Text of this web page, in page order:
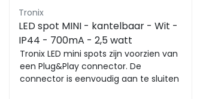
Tronix
LED spot MINI - kantelbaar - Wit -
IP44 - 700mA - 2,5 watt
Tronix LED mini spots zijn voorzien van
een Plug&Play connector. De
connector is eenvoudig aan te sluiten